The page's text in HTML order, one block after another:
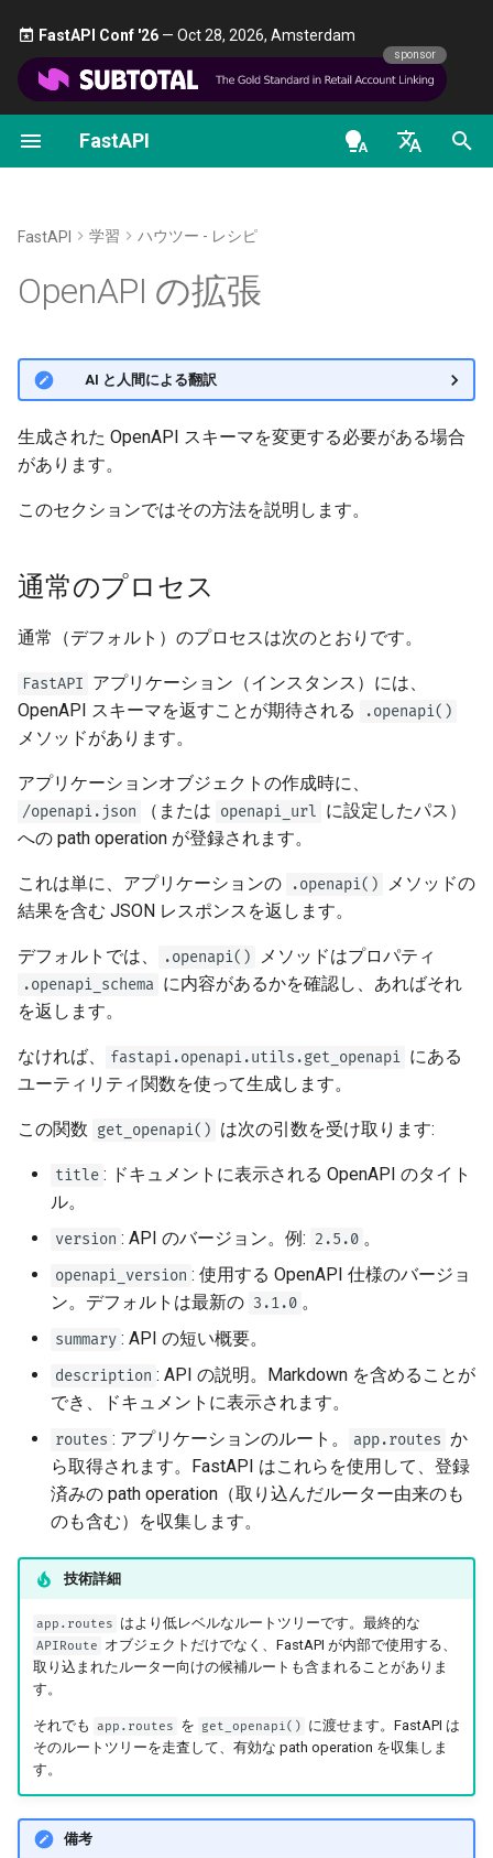
FastAPI Conf '26— Oct 28, 2026, Amsterdam 🎤
sponsor
FastAPI
de - Deutsch
es - español
fr - français
ko - 한국어
ru - русский язык
zh - 简体中文
最初のステップ
リクエストボディ
クエリパラメータと文字列の
検証
パスパラメータと数値の検証
クエリパラメータモデル
リクエストのExampleデータ
の宣言
追加データ型
クッキーのパラメータ
ヘッダーのパラメータ
クッキーパラメータモデル
ヘッダーパラメータのモデル
レスポンスモデル - 戻り値の
型
レスポンスステータスコード
フォームモデル
リクエストファイル
リクエストフォームとファイ
ル
エラーハンドリング
JSON互換エンコーダ
ボディ - 更新
依存関係としてのクラス
セキュリティ入門
セキュリティ - 最初の一歩
化）によるOAuth2、JWT
ミドルウェア
データのストリーミング
レスポンスを直接返す
カスタムレスポンス -
HTML、ストリーム、ファイ
OpenAPI の追加レスポンス
レスポンスの Cookie
レスポンスヘッダー
レスポンス - ステータスコー
高度な依存関係
高度なセキュリティ
OAuth2 のスコープ
Request を直接使う
Dataclasses の使用
サブアプリケーション - マウ
ント
プロキシの背後
テンプレート
WebSockets
Lifespan イベント
WebSocket のテスト
イベントのテスト: lifespan
依存関係のオーバーライドに
よるテスト
非同期テスト
OpenAPI コールバック
OpenAPI の Webhook
Django など
SDK の生成
高度な Python の型
FastAPIのバージョンについ
FastAPI Cloud
HTTPS について
デプロイメントのコンセプト
クラウドプロバイダへの
FastAPI デプロイ
Server Workers - ワーカー付
コンテナ内のFastAPI -
Docker
通常のプロセス
OpenAPI スキーマの生成
OpenAPI スキーマの変更
ュ
メソッドの上書き
FastAPI class
UploadFile class
Exceptions - HTTPException
and WebSocketException
Dependencies - Depends()
and Security()
Background Tasks -
BackgroundTasks
WebSockets
HTTPConnection class
Response class
Custom Response Classes -
File, HTML, Redirect,
Server-Sent Events -
EventSourceResponse and
Middleware
OpenAPI
OpenAPI docs
Security Tools
Encoders - jsonable_encoder
Static Files - StaticFiles
Test Client - TestClient
FastAPI People
Translations
Full Stack FastAPI テンプレ
ート
External Links
FastAPI and friends
代替ツールから受けたインス
歴史、設計、そしてこれから
ベンチマーク
FastAPI 学習 ハウツー - レシピ
OpenAPI の拡張
🌐 AI と人間による翻訳
生成された OpenAPI スキーマを変更する必要がある場合
があります。
このセクションではその方法を説明します。
通常のプロセス
通常（デフォルト）のプロセスは次のとおりです。
FastAPI アプリケーション（インスタンス）には、
OpenAPI スキーマを返すことが期待される
.openapi()
メソッドがあります。
アプリケーションオブジェクトの作成時に、
/openapi.json （または openapi_url に設定したパス）
への path operation が登録されます。
これは単に、アプリケーションの .openapi()
メソッドの
結果を含む JSON レスポンスを返します。
デフォルトでは、 .openapi() メソッドはプロパティ
.openapi_schema に内容があるかを確認し、あればそれ
を返します。
なければ、 fastapi.openapi.utils.get_openapi にある
ユーティリティ関数を使って生成します。
この関数 get_openapi() は次の引数を受け取ります:
title : ドキュメントに表示される OpenAPI のタイト
ル。
version : API のバージョン。例: 2.5.0 。
openapi_version : 使用する OpenAPI 仕様のバージョ
ン。デフォルトは最新の 3.1.0 。
summary : API の短い概要。
description : API の説明。Markdown を含めることが
でき、ドキュメントに表示されます。
routes : アプリケーションのルート。 app.routes か
ら取得されます。FastAPI はこれらを使用して、登録
済みの path operation（取り込んだルーター由来のも
のも含む）を収集します。
技術詳細
app.routes はより低レベルなルートツリーです。最終的な
APIRoute
オブジェクトだけでなく、FastAPI が内部で使用する、
取り込まれたルーター向けの候補ルートも含まれることがありま
す。
それでも app.routes を get_openapi()
に渡せます。FastAPI は
そのルートツリーを走査して、有効な path operation を収集しま
す。
備考